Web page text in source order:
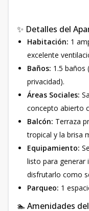
✨ Detalles del
Habitación: 1
excelente
Baños: 1.5 baños
privacidad).
Áreas Sociales:
concepto abierto
Balcón: Terraza
tropical y la brisa
Equipamiento:
listo para generar
disfrutarlo como
Parqueo: 1
🏊 Amenidades